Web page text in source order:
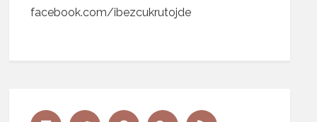
facebook.com/ibezcukrutojde